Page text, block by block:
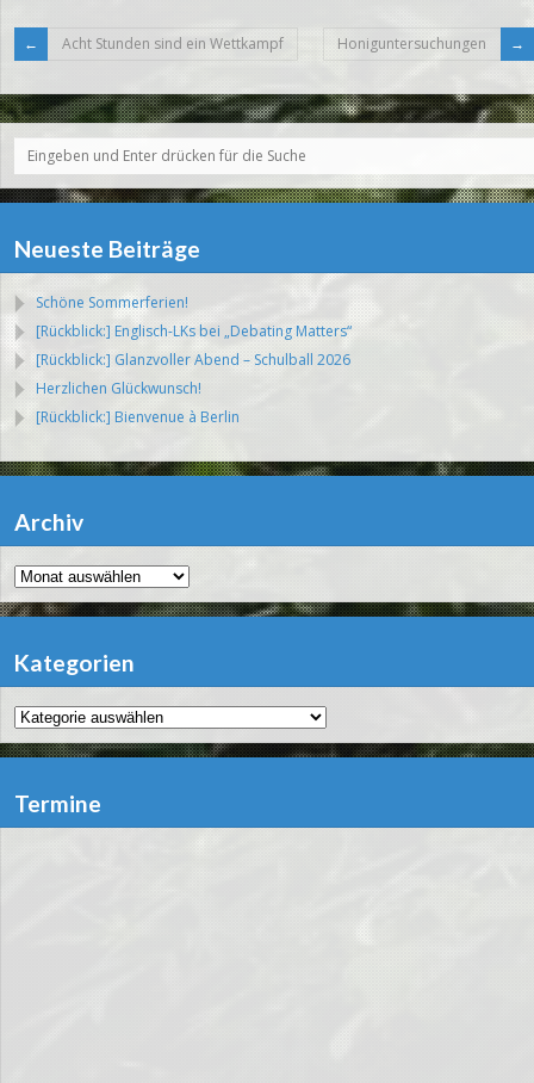
Acht Stunden sind ein Wettkampf Honiguntersuchungen
Neueste Beiträge
Schöne Sommerferien!
[Rückblick:] Englisch-LKs bei „Debating Matters“
[Rückblick:] Glanzvoller Abend – Schulball 2026
Herzlichen Glückwunsch!
[Rückblick:] Bienvenue à Berlin
Archiv
Archiv
Kategorien
Kategorien
Termine